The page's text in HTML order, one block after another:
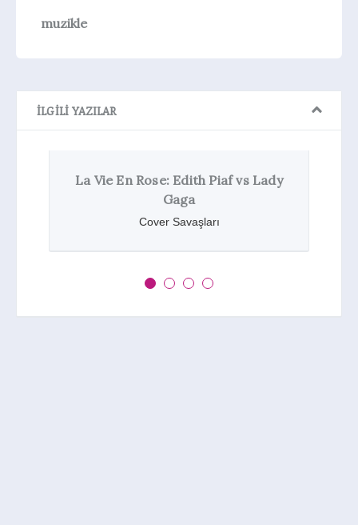
muzikle
İLGILI YAZILAR
Piaf vs Lady
Kendrick Lamar Ellen’a